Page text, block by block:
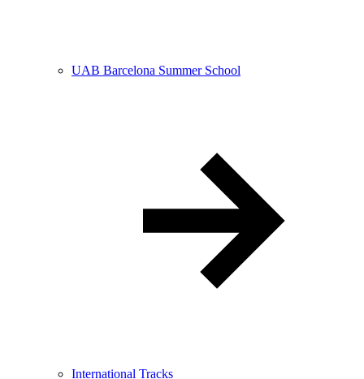
UAB Barcelona Summer School
International Tracks